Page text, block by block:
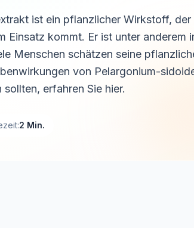
ist ein pflanzlicher Wirkstoff, der
Einsatz kommt. Er ist unter anderem
Menschen schätzen seine
von Pelargonium-
erfahren Sie hier.
2 Min.